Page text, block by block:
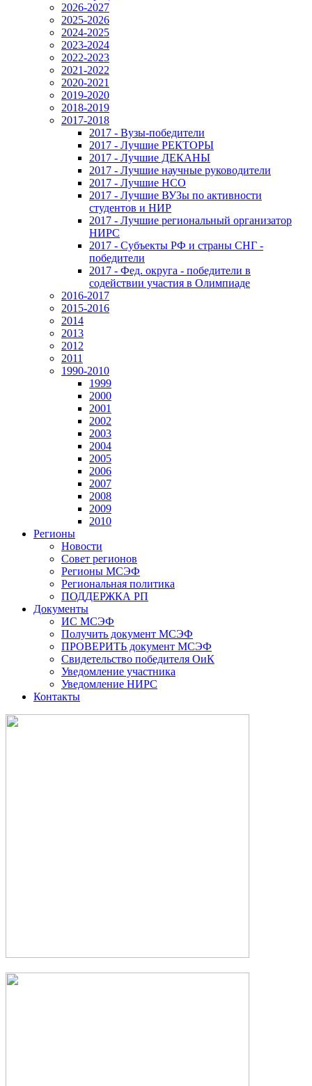
2026-2027
2025-2026
2024-2025
2023-2024
2022-2023
2021-2022
2020-2021
2019-2020
2018-2019
2017-2018
2017 - Вузы-победители
2017 - Лучшие РЕКТОРЫ
2017 - Лучшие ДЕКАНЫ
2017 - Лучшие научные руководители
2017 - Лучшие НСО
2017 - Лучшие ВУЗы по активности
студентов и НИР
2017 - Лучшие региональный организатор
НИРС
2017 - Субъекты РФ и страны СНГ -
победители
2017 - Фед. округа - победители в
содействии участия в Олимпиаде
2016-2017
2015-2016
2014
2013
2012
2011
1990-2010
1999
2000
2001
2002
2003
2004
2005
2006
2007
2008
2009
2010
Регионы
Новости
Совет регионов
Регионы МСЭФ
Региональная политика
ПОДДЕРЖКА РП
Документы
ИС МСЭФ
Получить документ МСЭФ
ПРОВЕРИТЬ документ МСЭФ
Свидетельство победителя ОиК
Уведомление участника
Уведомление НИРС
Контакты